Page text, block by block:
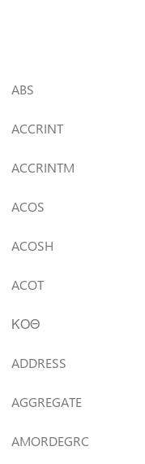
ABS
ACCRINT
ACCRINTM
ACOS
ACOSH
ACOT
ΚΟΘ
ADDRESS
AGGREGATE
AMORDEGRC